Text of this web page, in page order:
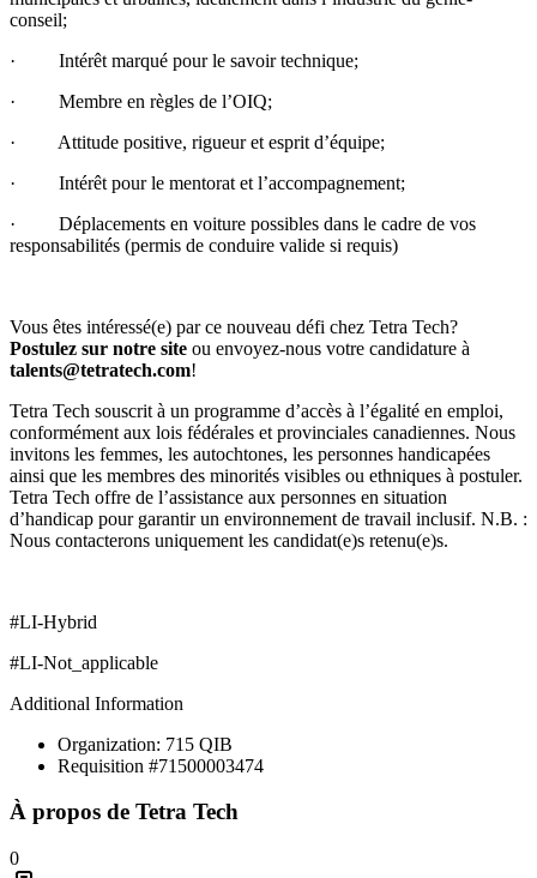
conseil;
· Intérêt marqué pour le savoir technique;
· Membre en règles de l’OIQ;
· Attitude positive, rigueur et esprit d’équipe;
· Intérêt pour le mentorat et l’accompagnement;
· Déplacements en voiture possibles dans le cadre de vos
responsabilités (permis de conduire valide si requis)
Vous êtes intéressé(e) par ce nouveau défi chez Tetra Tech?
Postulez sur notre site ou envoyez-nous votre candidature à
talents@tetratech.com!
Tetra Tech souscrit à un programme d’accès à l’égalité en emploi,
conformément aux lois fédérales et provinciales canadiennes. Nous
invitons les femmes, les autochtones, les personnes handicapées
ainsi que les membres des minorités visibles ou ethniques à postuler.
Tetra Tech offre de l’assistance aux personnes en situation
d’handicap pour garantir un environnement de travail inclusif. N.B. :
Nous contacterons uniquement les candidat(e)s retenu(e)s.
#LI-Hybrid
#LI-Not_applicable
Additional Information
Organization: 715 QIB
Requisition #71500003474
À propos de Tetra Tech
0